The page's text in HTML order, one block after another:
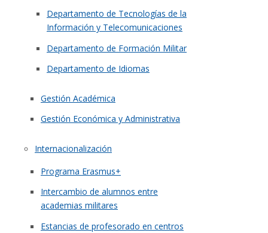
Departamento de Tecnologías de la
Información y Telecomunicaciones
Departamento de Formación Militar
Departamento de Idiomas
Gestión Académica
Gestión Económica y Administrativa
Internacionalización
Programa Erasmus+
Intercambio de alumnos entre
academias militares
Estancias de profesorado en centros